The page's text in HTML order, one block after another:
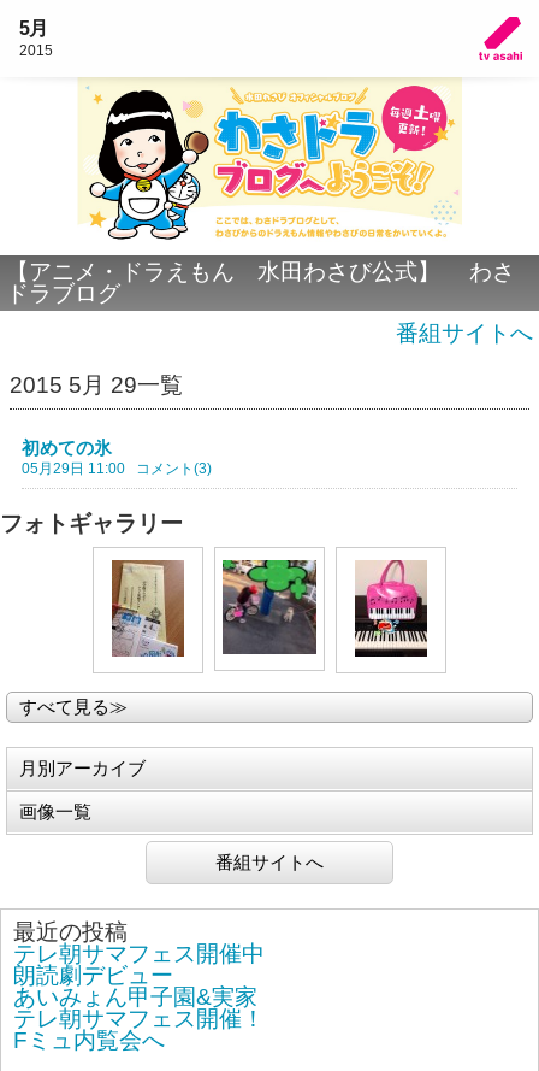
5月
2015
【アニメ・ドラえもん 水田わさび公式】 わさ
ドラブログ
番組サイトへ
2015 5月 29一覧
初めての氷
05月29日 11:00 コメント(3)
フォトギャラリー
すべて見る≫
月別アーカイブ
画像一覧
番組サイトへ
最近の投稿
テレ朝サマフェス開催中
朗読劇デビュー
あいみょん甲子園&実家
テレ朝サマフェス開催！
Fミュ内覧会へ